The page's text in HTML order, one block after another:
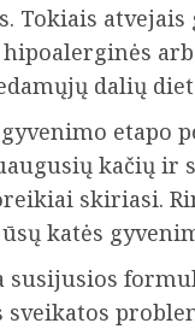
Tokiais
dalių
etapo
kačių ir
skiriasi.
katės
susijusios